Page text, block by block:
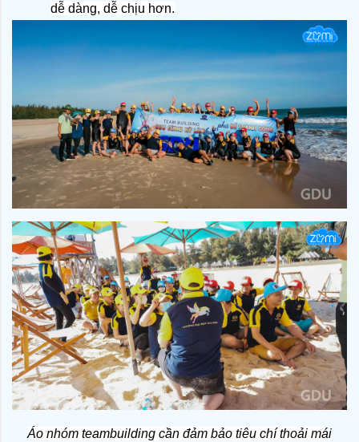
dễ dàng, dễ chịu hơn.
Áo nhóm teambuilding cần đảm bảo tiêu chí thoải mái